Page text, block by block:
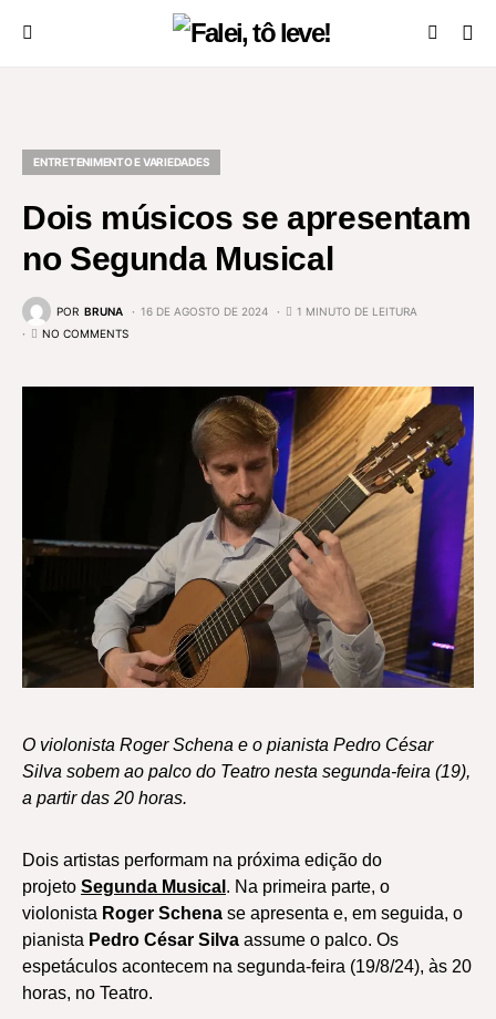
ENTRETENIMENTO E VARIEDADES
Dois músicos se apresentam
no Segunda Musical
POR BRUNA 16 DE AGOSTO DE 2024
1 MINUTO DE LEITURA
NO COMMENTS
O violonista Roger Schena e o pianista Pedro César
Silva sobem ao palco do Teatro nesta segunda-feira (19),
a partir das 20 horas.
Dois artistas performam na próxima edição do
projeto Segunda Musical . Na primeira parte, o
violonista Roger Schena se apresenta e, em seguida, o
pianista Pedro César Silva assume o palco. Os
espetáculos acontecem na segunda-feira (19/8/24), às 20
horas, no Teatro.